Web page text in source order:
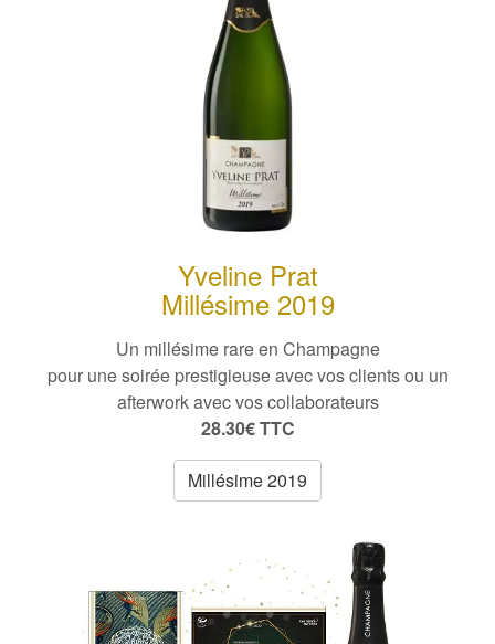
Yveline Prat
Millésime 2019
Un millésime rare en Champagne
pour une soirée prestigieuse avec vos clients ou un
afterwork avec vos collaborateurs
28.30€ TTC
Millésime 2019